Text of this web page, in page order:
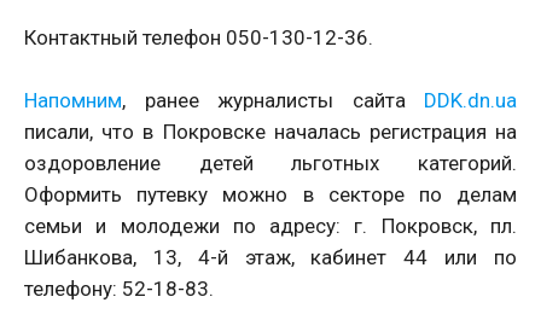
Контактный телефон 050-130-12-36.
Напомним, ранее журналисты сайта DDK.dn.ua
писали, что в Покровске началась регистрация на
оздоровление детей льготных категорий.
Оформить путевку можно в секторе по делам
семьи и молодежи по адресу: г. Покровск, пл.
Шибанкова, 13, 4-й этаж, кабинет 44 или по
телефону: 52-18-83.